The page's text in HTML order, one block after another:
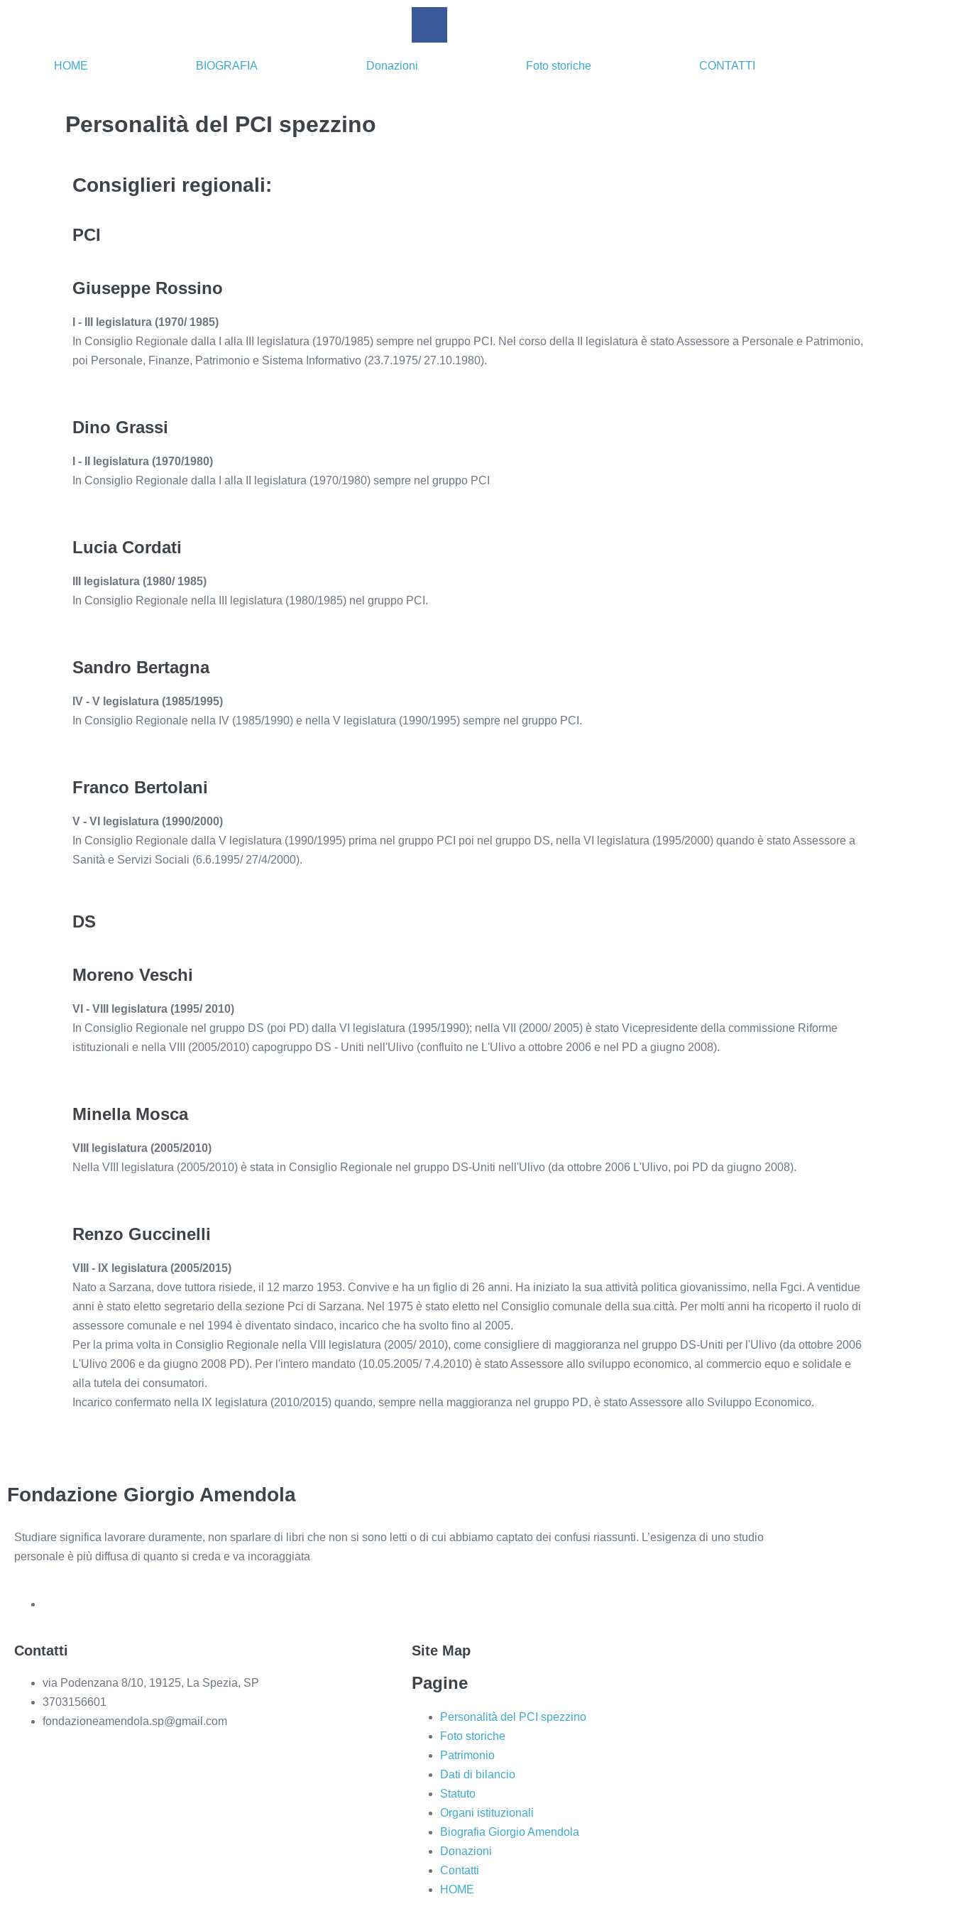
HOME BIOGRAFIA Donazioni Foto storiche CONTATTI
Personalità del PCI spezzino
Consiglieri regionali:
PCI
Giuseppe Rossino
I - III legislatura (1970/ 1985)
In Consiglio Regionale dalla I alla III legislatura (1970/1985) sempre nel gruppo PCI. Nel corso della II legislatura è stato Assessore a Personale e Patrimonio,
poi Personale, Finanze, Patrimonio e Sistema Informativo (23.7.1975/ 27.10.1980).
Dino Grassi
I - II legislatura (1970/1980)
In Consiglio Regionale dalla I alla II legislatura (1970/1980) sempre nel gruppo PCI
Lucia Cordati
III legislatura (1980/ 1985)
In Consiglio Regionale nella III legislatura (1980/1985) nel gruppo PCI.
Sandro Bertagna
IV - V legislatura (1985/1995)
In Consiglio Regionale nella IV (1985/1990) e nella V legislatura (1990/1995) sempre nel gruppo PCI.
Franco Bertolani
V - VI legislatura (1990/2000)
In Consiglio Regionale dalla V legislatura (1990/1995) prima nel gruppo PCI poi nel gruppo DS, nella VI legislatura (1995/2000) quando è stato Assessore a
Sanità e Servizi Sociali (6.6.1995/ 27/4/2000).
DS
Moreno Veschi
VI - VIII legislatura (1995/ 2010)
In Consiglio Regionale nel gruppo DS (poi PD) dalla VI legislatura (1995/1990); nella VII (2000/ 2005) è stato Vicepresidente della commissione Riforme
istituzionali e nella VIII (2005/2010) capogruppo DS - Uniti nell'Ulivo (confluito ne L'Ulivo a ottobre 2006 e nel PD a giugno 2008).
Minella Mosca
VIII legislatura (2005/2010)
Nella VIII legislatura (2005/2010) è stata in Consiglio Regionale nel gruppo DS-Uniti nell'Ulivo (da ottobre 2006 L'Ulivo, poi PD da giugno 2008).
Renzo Guccinelli
VIII - IX legislatura (2005/2015)
Nato a Sarzana, dove tuttora risiede, il 12 marzo 1953. Convive e ha un figlio di 26 anni. Ha iniziato la sua attività politica giovanissimo, nella Fgci. A ventidue
anni è stato eletto segretario della sezione Pci di Sarzana. Nel 1975 è stato eletto nel Consiglio comunale della sua città. Per molti anni ha ricoperto il ruolo di
assessore comunale e nel 1994 è diventato sindaco, incarico che ha svolto fino al 2005.
Per la prima volta in Consiglio Regionale nella VIII legislatura (2005/ 2010), come consigliere di maggioranza nel gruppo DS-Uniti per l'Ulivo (da ottobre 2006
L'Ulivo 2006 e da giugno 2008 PD). Per l'intero mandato (10.05.2005/ 7.4.2010) è stato Assessore allo sviluppo economico, al commercio equo e solidale e
alla tutela dei consumatori.
Incarico confermato nella IX legislatura (2010/2015) quando, sempre nella maggioranza nel gruppo PD, è stato Assessore allo Sviluppo Economico.
Fondazione Giorgio Amendola
Studiare significa lavorare duramente, non sparlare di libri che non si sono letti o di cui abbiamo captato dei confusi riassunti. L’esigenza di uno studio
personale è più diffusa di quanto si creda e va incoraggiata
Contatti
via Podenzana 8/10, 19125, La Spezia, SP
3703156601
fondazioneamendola.sp@gmail.com
Site Map
Pagine
Personalità del PCI spezzino
Foto storiche
Patrimonio
Dati di bilancio
Statuto
Organi istituzionali
Biografia Giorgio Amendola
Donazioni
Contatti
HOME